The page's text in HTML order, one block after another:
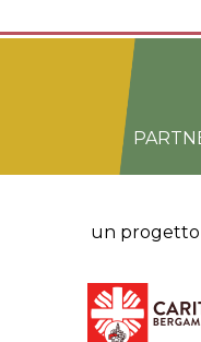
un progetto